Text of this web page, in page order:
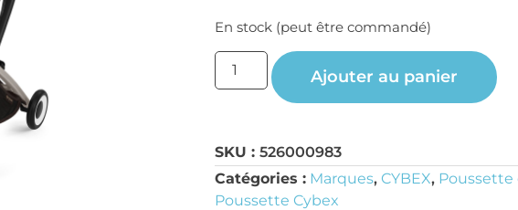
En stock (peut être commandé)
Ajouter au panier
SKU :526000983
Catégories : Marques,CYBEX, Poussette
Poussette Cybex